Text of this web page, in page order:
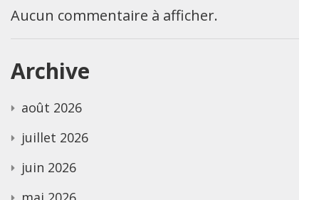
Aucun commentaire à afficher.
Archive
août 2026
juillet 2026
juin 2026